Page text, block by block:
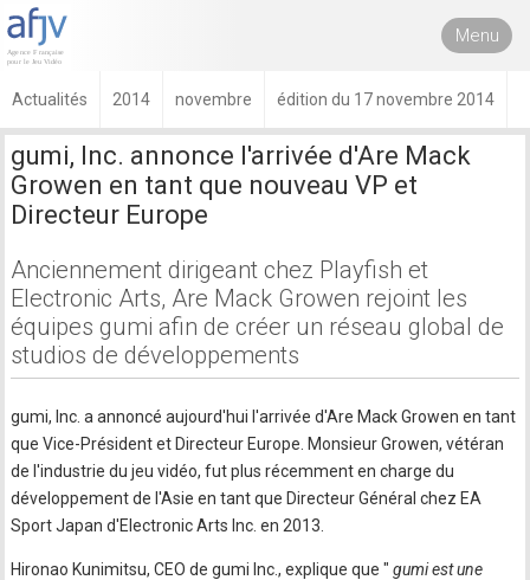
Menu
Actualités 2014 novembre édition du 17 novembre 2014
gumi, Inc. annonce l'arrivée d'Are Mack
Growen en tant que nouveau VP et
Directeur Europe
Anciennement dirigeant chez Playfish et
Electronic Arts, Are Mack Growen rejoint les
équipes gumi afin de créer un réseau global de
studios de développements
gumi, Inc. a annoncé aujourd'hui l'arrivée d'Are Mack Growen en tant
que Vice-Président et Directeur Europe. Monsieur Growen, vétéran
de l'industrie du jeu vidéo, fut plus récemment en charge du
développement de l'Asie en tant que Directeur Général chez EA
Sport Japan d'Electronic Arts Inc. en 2013.
Hironao Kunimitsu, CEO de gumi Inc., explique que " gumi est une